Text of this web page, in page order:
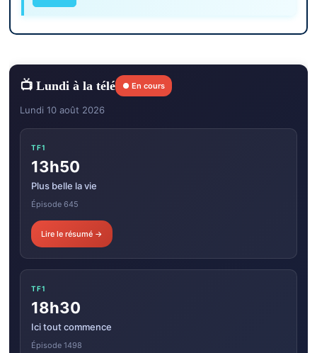
📺 Lundi à la télé ● En cours
Lundi 10 août 2026
TF1
13h50
Plus belle la vie
Épisode 645
Lire le résumé →
TF1
18h30
Ici tout commence
Épisode 1498